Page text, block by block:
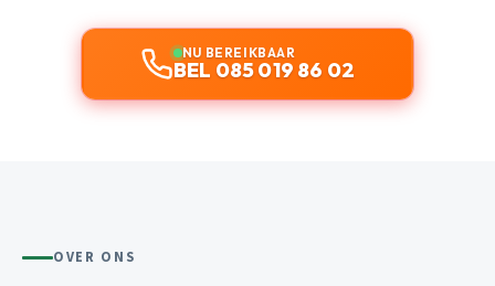
NU BEREIKBAAR
BEL 085 019 86 02
OVER ONS